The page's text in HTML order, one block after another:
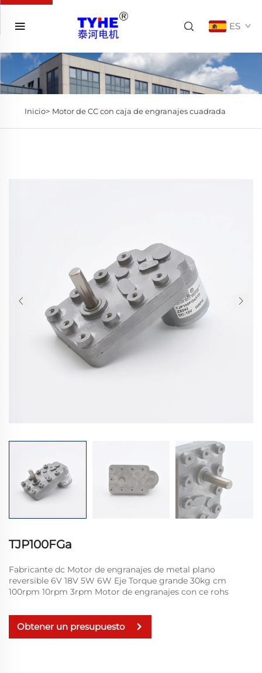
ES
Inicio> Motor de CC con caja de engranajes cuadrada
TJP100FGa
Fabricante dc Motor de engranajes de metal plano
reversible 6V 18V 5W 6W Eje Torque grande 30kg cm
100rpm 10rpm 3rpm Motor de engranajes con ce rohs
Obtener un presupuesto